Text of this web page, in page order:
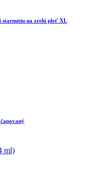
starnutiu na zrelú pleť XL